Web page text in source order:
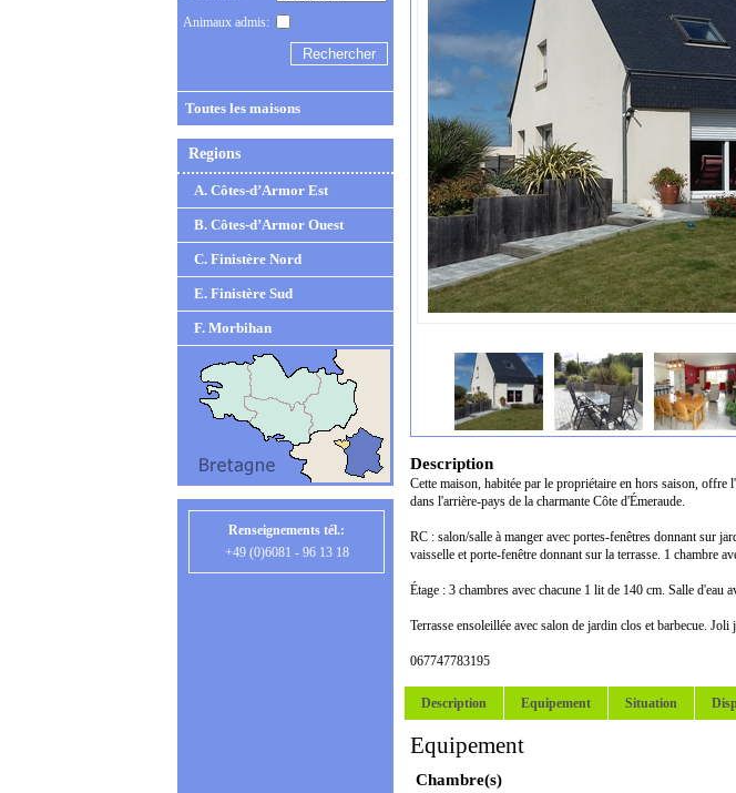
Animaux admis:
Toutes les maisons
Regions
A. Côtes-d’Armor Est
B. Côtes-d’Armor Ouest
C. Finistère Nord
E. Finistère Sud
F. Morbihan
Renseignements tél.:
+49 (0)6081 - 96 13 18
Description
Cette maison, habitée par le propriétaire en hors saison, offre
dans l'arrière-pays de la charmante Côte d'Émeraude.
RC : salon/salle à manger avec portes-fenêtres donnant sur
vaisselle et porte-fenêtre donnant sur la terrasse. 1 chambre
Étage : 3 chambres avec chacune 1 lit de 140 cm. Salle d'eau
Terrasse ensoleillée avec salon de jardin clos et barbecue.
067747783195
Description Equipement Situation
Equipement
Chambre(s)